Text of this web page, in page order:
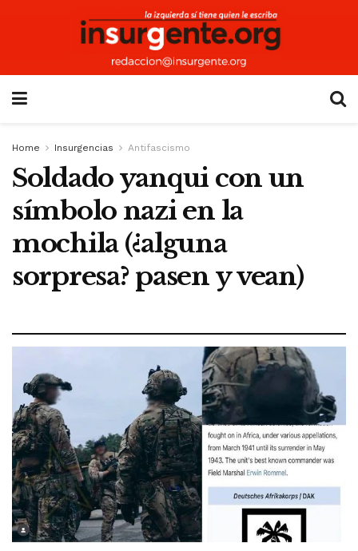
Home Insurgencias Antifascismo
Soldado yanqui con un
símbolo nazi en la
mochila (¿alguna
sorpresa? pasen y vean)